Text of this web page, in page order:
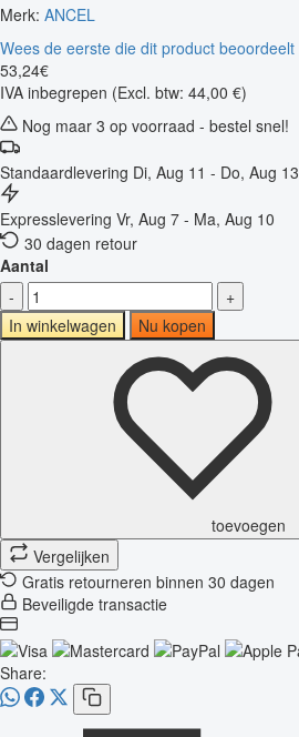
Merk: ANCEL
Wees de eerste die dit product beoordeelt
53,24€
IVA inbegrepen (Excl. btw: 44,00 €)
Nog maar 3 op voorraad - bestel snel!
Standaardlevering Di, Aug 11 - Do, Aug 13
Expresslevering Vr, Aug 7 - Ma, Aug 10
30 dagen retour
Aantal
-
+
In winkelwagen
Nu kopen
toevoegen
Vergelijken
Gratis retourneren binnen 30 dagen
Beveiligde transactie
Share: